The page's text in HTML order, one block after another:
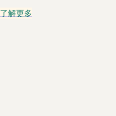
了解更多